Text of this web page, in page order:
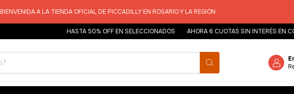
BIENVENIDA A LA TIENDA OFICIAL DE PICCADILLY EN ROSARIO Y LA REGIÓN
HASTA 50% OFF EN SELECCIONADOS AHORA 6 CUOTAS SIN INTERÉS EN